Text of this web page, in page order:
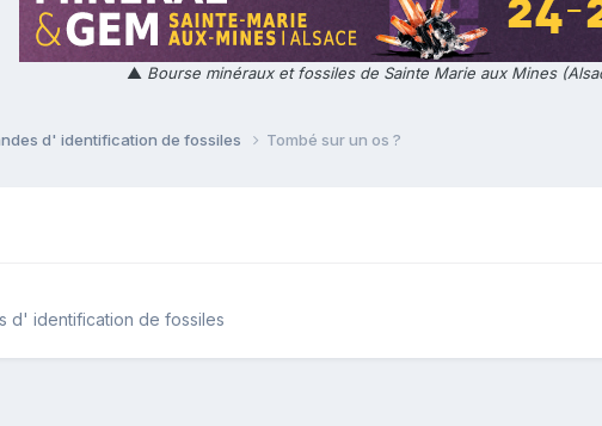
▲ Bourse minéraux et fossiles de Sainte Marie aux Mines
d' identification de fossiles Tombé sur un os ?
d' identification de fossiles